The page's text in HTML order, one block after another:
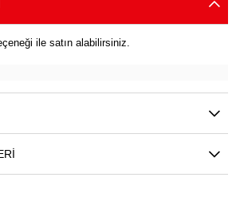
ile satın alabilirsiniz.